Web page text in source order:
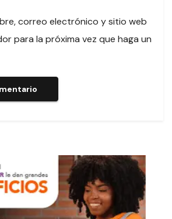
correo electrónico y sitio web
para la próxima vez que haga un